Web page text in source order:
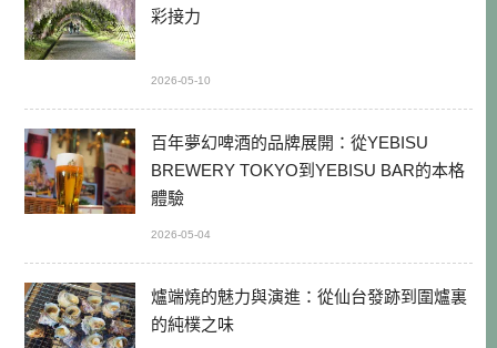
彩接力
2026-05-10
百年夢幻啤酒的品牌展開：從YEBISU
BREWERY TOKYO到YEBISU BAR的本格
體驗
2026-05-04
爐端燒的魅力與演進：從仙台發跡到圍爐裏
的純樸之味